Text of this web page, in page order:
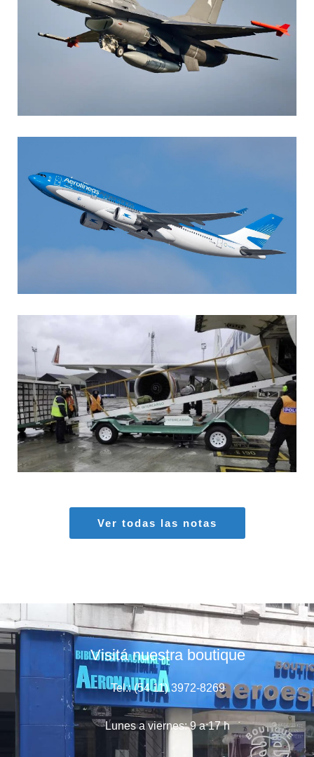
AGUSTIN BOFFI
Aviación Militar, Fuerza Aérea Argentina
MARIA SONZINI
MARIA SONZINI
Aeropuertos, Aviación General
Ver todas las notas
Visitá nuestra boutique
Tel.: (54 11) 3972-8269
Lunes a viernes: 9 a 17 h